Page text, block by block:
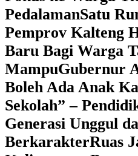
Pedalaman‎Satu
Pemprov Kalteng
Baru Bagi Warga
Mampu‎Gubernur
Boleh Ada Anak
Sekolah” –
Generasi Unggul
BerkarakterRuas